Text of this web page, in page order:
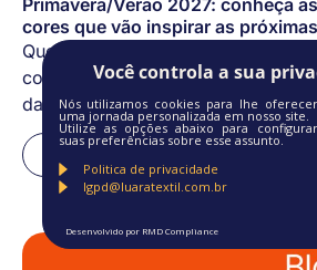
cores que vão inspirar as
Quem trabalha com confecção
coleção de sucesso começa muito
da modelagem ou da malha....
Clique aqui
Você controla a sua
Nós utilizamos cookies para lhe oferecer
uma jornada personalizada em nosso site.
Utilize as opções abaixo para configurar
suas preferências sobre esse assunto.
Politica de privacidade
lgpd@luaratextil.com.br
Desenvolvido por RMD Compliance